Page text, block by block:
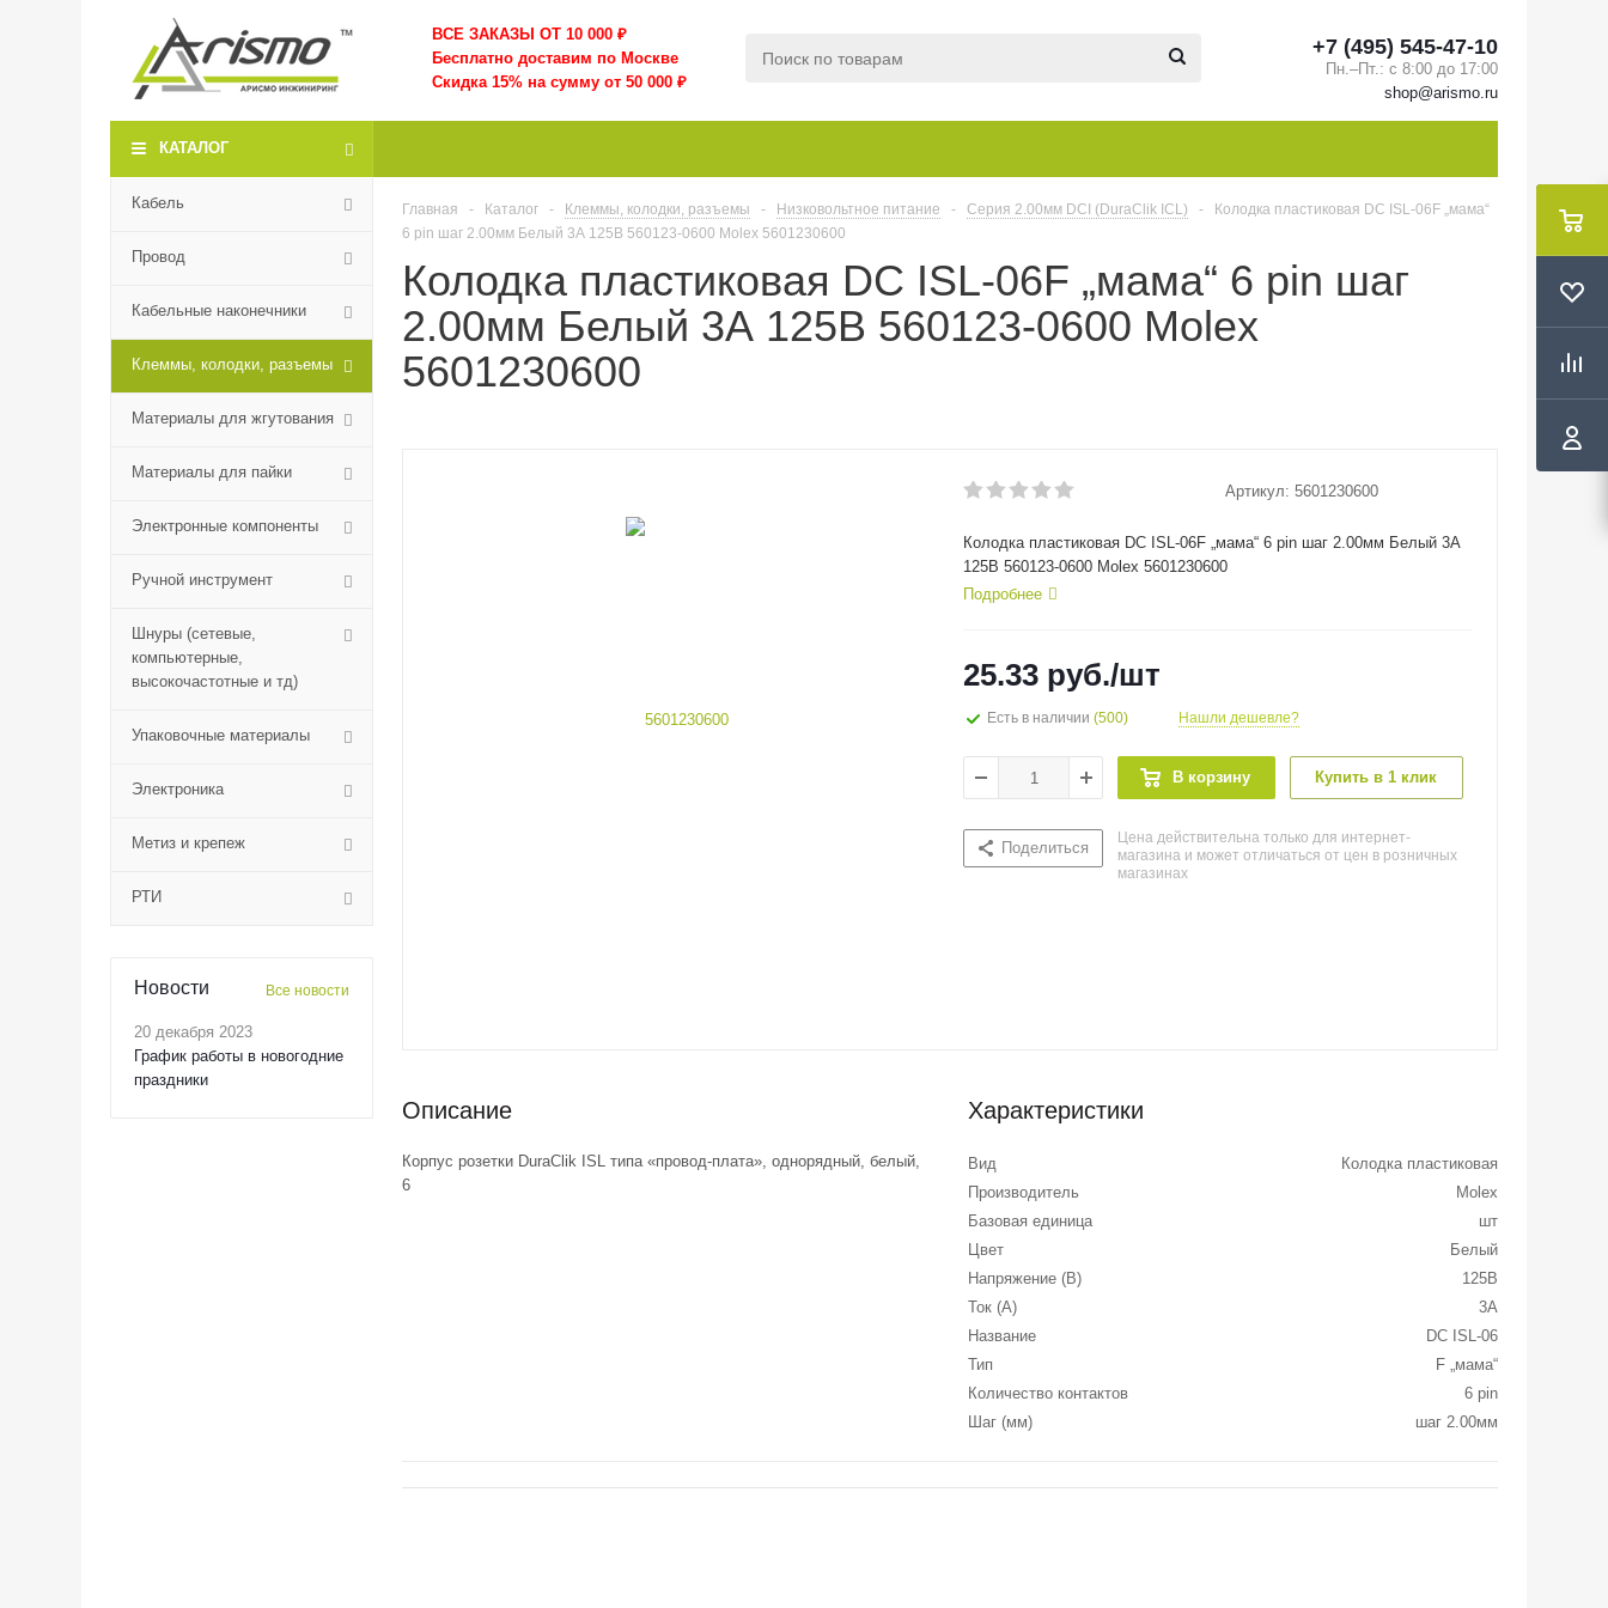
ВСЕ ЗАКАЗЫ ОТ 10 000 ₽
Бесплатно доставим по Москве
Скидка 15% на сумму от 50 000 ₽
+7 (495) 545-47-10
Пн.–Пт.: с 8:00 до 17:00
shop@arismo.ru
КАТАЛОГ
Кабель
Провод
Кабельные наконечники
Клеммы, колодки, разъемы
Материалы для жгутования
Материалы для пайки
Электронные компоненты
Ручной инструмент
Шнуры (сетевые,
компьютерные,
высокочастотные и тд)
Упаковочные материалы
Электроника
Метиз и крепеж
РТИ
Новости Все новости
20 декабря 2023
График работы в новогодние
праздники
Главная - Каталог - Клеммы, колодки, разъемы - Низковольтное питание - Серия 2.00мм DCI (DuraClik ICL) -
Колодка пластиковая DC ISL-06F „мама“
6 pin шаг 2.00мм Белый 3А 125В 560123-0600 Molex 5601230600
Колодка пластиковая DC ISL-06F „мама“ 6 pin шаг
2.00мм Белый 3А 125В 560123-0600 Molex
5601230600
Артикул: 5601230600
Колодка пластиковая DC ISL-06F „мама“ 6 pin шаг 2.00мм Белый 3А
125В 560123-0600 Molex 5601230600
Подробнее
25.33 руб./шт
Есть в наличии (500) Нашли дешевле?
В корзину Купить в 1 клик
Поделиться
Цена действительна только для интернет-
магазина и может отличаться от цен в розничных
магазинах
Описание
Корпус розетки DuraClik ISL типа «провод-плата», однорядный, белый,
6
Характеристики
Вид
Колодка пластиковая
Производитель
Molex
Базовая единица
шт
Цвет
Белый
Напряжение (В)
125В
Ток (А)
3А
Название
DC ISL-06
Тип
F „мама“
Количество контактов
6 pin
Шаг (мм)
шаг 2.00мм